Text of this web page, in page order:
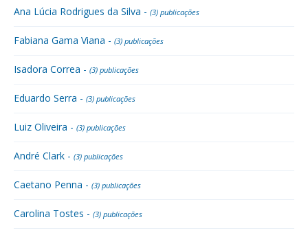
Ana Lúcia Rodrigues da Silva - (3) publicações
Fabiana Gama Viana - (3) publicações
Isadora Correa - (3) publicações
Eduardo Serra - (3) publicações
Luiz Oliveira - (3) publicações
André Clark - (3) publicações
Caetano Penna - (3) publicações
Carolina Tostes - (3) publicações